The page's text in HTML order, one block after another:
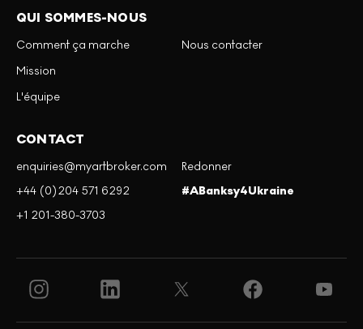
QUI SOMMES-NOUS
Comment ça marche
Mission
L'équipe
Nous contacter
CONTACT
enquiries@myartbroker.com
+44 (0)204 571 6292
+1 201-380-3703
Redonner
#ABanksy4Ukraine